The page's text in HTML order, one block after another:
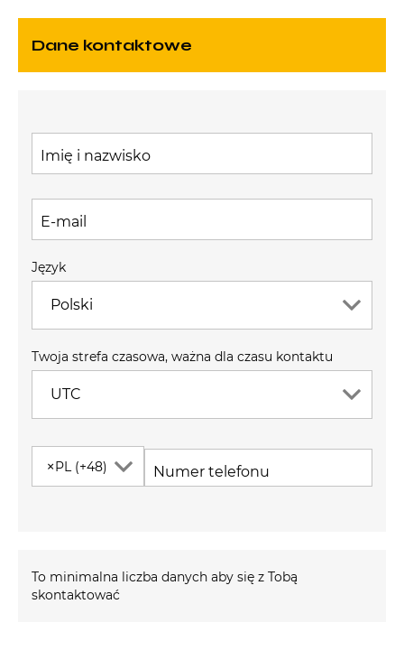
Dane kontaktowe
Imię i nazwisko
E-mail
Polski
Język
UTC
Twoja strefa czasowa, ważna dla czasu kontaktu
×PL (+48) Numer telefonu
To minimalna liczba danych aby się z Tobą
skontaktować